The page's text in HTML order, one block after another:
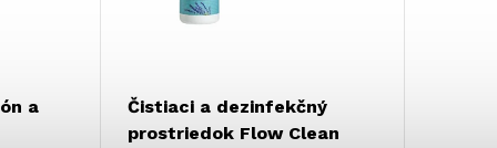
a
Čistiaci a dezinfekčný
prostriedok Flow Clean